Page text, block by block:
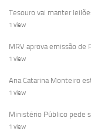
Tesouro vai manter
1 view
MRV aprova emissão
1 view
Ana Catarina Monteiro
1 view
Ministério Público pede
1 view